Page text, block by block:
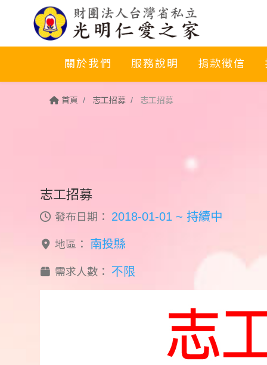
關於我們 服務說明 捐款徵信
首頁 志工招募 志工招募
志工招募
發布日期： 2018-01-01 ~ 持續中
地區： 南投縣
需求人數： 不限